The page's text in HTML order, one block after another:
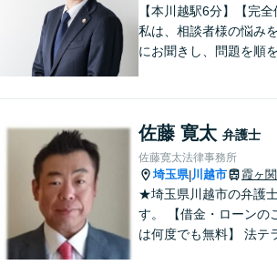
【本川越駅6分】【完全
私は、相談者様の悩み
にお聞きし、問題を順を
ん。問題を解決するため
切なサポートを提供しま
お気軽にご相談くださ
佐藤 寛太 弁護士
佐藤寛太法律事務所
埼玉県|川越市 霞ヶ
★埼玉県川越市の弁護
す。 【借金・ローンの
は何度でも無料】 法テ